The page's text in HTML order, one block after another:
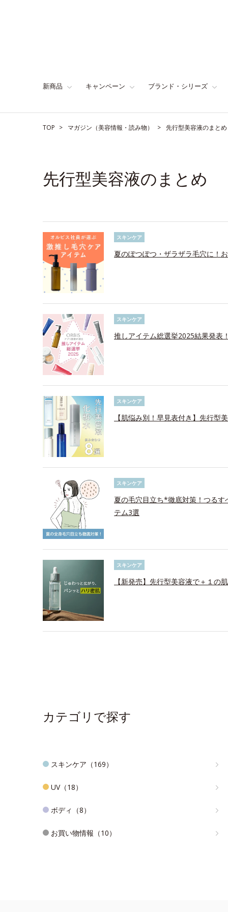
新商品 キャンペーン ブランド・シリーズ
TOP マガジン（美容情報・読み物） 先行型美容液のまとめ
先行型美容液のまとめ
スキンケア
夏のぽつぽつ・ザラザラ毛穴に！
スキンケア
推しアイテム総選挙2025結果発表
スキンケア
【肌悩み別！早見表付き】先行型
スキンケア
夏の毛穴目立ち*徹底対策！つる
テム3選
スキンケア
【新発売】先行型美容液で＋１の
カテゴリで探す
スキンケア（169）
UV（18）
ボディ（8）
お買い物情報（10）